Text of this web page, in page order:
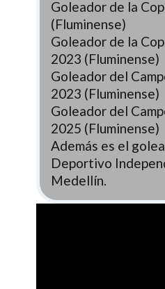
Goleador de la
(Fluminense)
Goleador de la
2023 (Fluminense)
Goleador del
2023 (Fluminense)
Goleador del
2025 (Fluminense)
Además es el
Deportivo
Medellín.